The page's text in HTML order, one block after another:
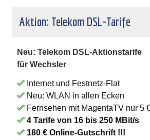
Aktion: Telekom DSL-Tarife
Neu: Telekom DSL-Aktionstarife
für Wechsler
Internet und Festnetz-Flat
Neu: WLAN in allen Ecken
Fernsehen mit MagentaTV nur 5
4 Tarife von 16 bis 250 MBit/s
180 € Online-Gutschrift !!!